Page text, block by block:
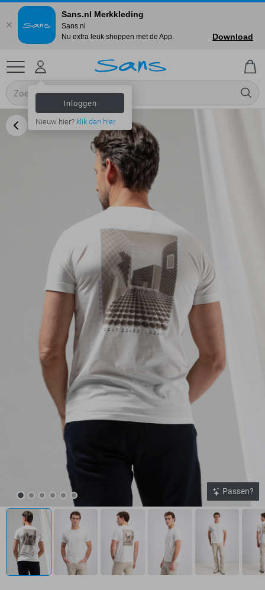
Inloggen
Nieuw hier? klik dan hier
Passen?
Sans.nl Merkkleding
Sans.nl
Nu extra leuk shoppen met de App.
Download